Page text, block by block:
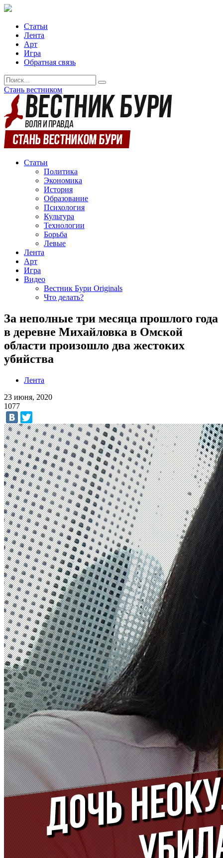
Статьи
Лента
Арт
Игра
Обратная связь
Стань вестником
Статьи
Политика
Экономика
История
Образование
Психология
Культура
Технологии
Борьба
Левые
Лента
Арт
Игра
Видео
Вестник Бури Originals
Что делать?
За неполные три месяца прошлого года
в деревне Михайловка в Омской
области произошло два жестоких
убийства
Лента
23 июня, 2020
1077